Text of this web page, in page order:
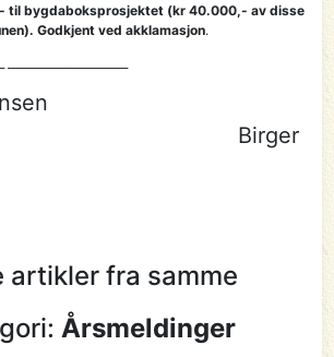
til bygdaboksprosjektet (kr 40.000,- av disse
Godkjent ved akklamasjon.
Birger
artikler fra samme
Årsmeldinger